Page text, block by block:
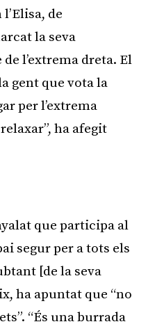
de
la seva
l’extrema dreta. El
gent que vota la
per l’extrema
ha afegit
que participa al
segur per a tots els
[de la seva
ha apuntat que “no
“És una burrada